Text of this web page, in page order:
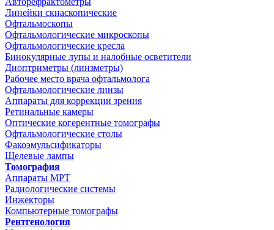
Линейки скиаскопические
Офтальмоскопы
Офтальмологические микроскопы
Офтальмологические кресла
Бинокулярные лупы и налобные осветители
Диоптриметры (линзметры)
Рабочее место врача офтальмолога
Офтальмологические линзы
Аппараты для коррекции зрения
Ретинальные камеры
Оптические когерентные томографы
Офтальмологические столы
Факоэмульсификаторы
Щелевые лампы
Томография
Аппараты МРТ
Радиологические системы
Инжекторы
Компьютерные томографы
Рентгенология